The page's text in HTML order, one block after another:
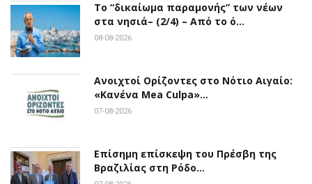
Το “δικαίωμα παραμονής” των νέων
στα νησιά– (2/4) – Από το ό…
08-08-2026
Ανοιχτοί Ορίζοντες στο Νότιο Αιγαίο:
«Κανένα Mea Culpa»…
07-08-2026
Επίσημη επίσκεψη του Πρέσβη της
Βραζιλίας στη Ρόδο…